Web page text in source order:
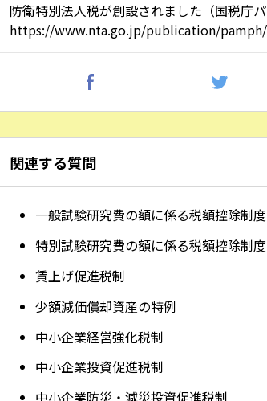
防衛特別法人税が創設されました（国税庁パ
https://www.nta.go.jp/publication/
関連する質問
一般試験研究費の額に係る税額控除制度
特別試験研究費の額に係る税額控除制
賃上げ促進税制
少額減価償却資産の特例
中小企業経営強化税制
中小企業投資促進税制
中小企業防災・減災投資促進税制